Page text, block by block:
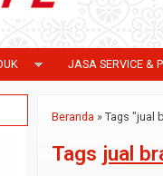
JASA SERVICE &
Beranda »Tags "jual
Tags jual